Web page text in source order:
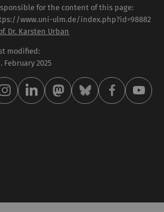
for the content of this page:
www.uni-ulm.de/index.php?id=98882
Dr. Karsten Urban
modified:
February 2025